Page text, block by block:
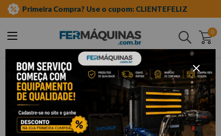
Primeira Compra? Use o cupom: CLIENTEFELIZ
0
Buscar
aditivos e lubrificantes colas e vedadores